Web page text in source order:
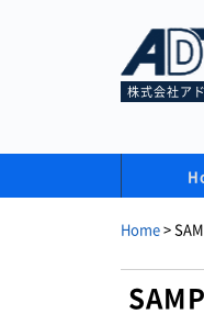
株式会社ア
Home >